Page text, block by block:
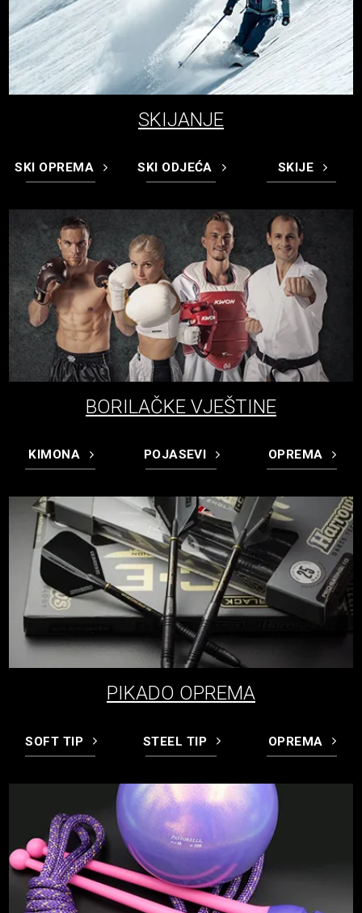
SKIJANJE
SKI OPREMA SKI ODJEĆA SKIJE
BORILAČKE VJEŠTINE
KIMONA POJASEVI OPREMA
PIKADO OPREMA
SOFT TIP STEEL TIP OPREMA